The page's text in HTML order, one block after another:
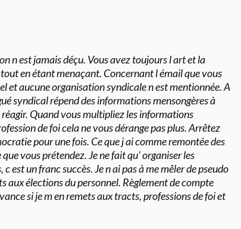
n est jamais déçu. Vous avez toujours l art et la
en étant menaçant. Concernant l émail que vous
et aucune organisation syndicale n est mentionnée. A
syndical répend des informations mensongères à
Quand vous multipliez les informations
de foi cela ne vous dérange pas plus. Arrêtez
pour une fois. Ce que j ai comme remontée des
vous prétendez. Je ne fait qu' organiser les
est un franc succès. Je n ai pas à me mêler de pseudo
aux élections du personnel. Règlement de compte
si je m en remets aux tracts, professions de foi et